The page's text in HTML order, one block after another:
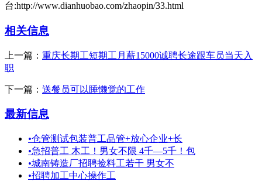
台:http://www.dianhuobao.com/zhaopin/33.html
相关信息
上一篇： 重庆长期工短期工月薪15000诚聘长途跟车员当天入
职
下一篇： 送餐员可以睡懒觉的工作
最新信息
•仓管测试包装普工品管+放心企业+长
•急招普工 木工！男女不限 4千—5千！包
•城南铸造厂招聘捡料工若干 男女不
•招聘加工中心操作工